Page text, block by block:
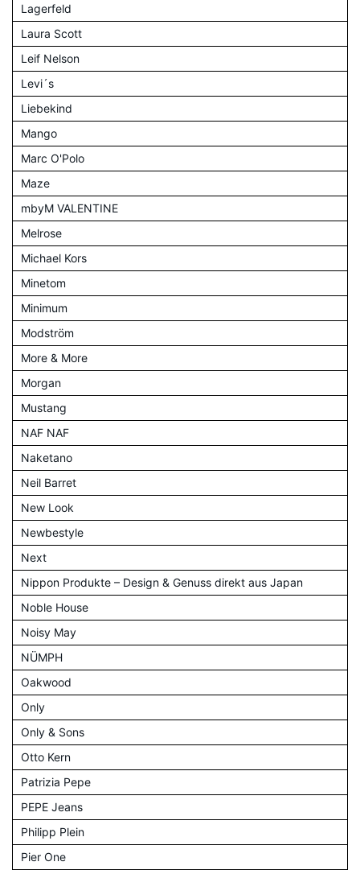
Lagerfeld
Laura Scott
Leif Nelson
Levi´s
Liebekind
Mango
Marc O'Polo
Maze
mbyM VALENTINE
Melrose
Michael Kors
Minetom
Minimum
Modström
More & More
Morgan
Mustang
NAF NAF
Naketano
Neil Barret
New Look
Newbestyle
Next
Nippon Produkte – Design & Genuss direkt aus Japan
Noble House
Noisy May
NÜMPH
Oakwood
Only
Only & Sons
Otto Kern
Patrizia Pepe
PEPE Jeans
Philipp Plein
Pier One